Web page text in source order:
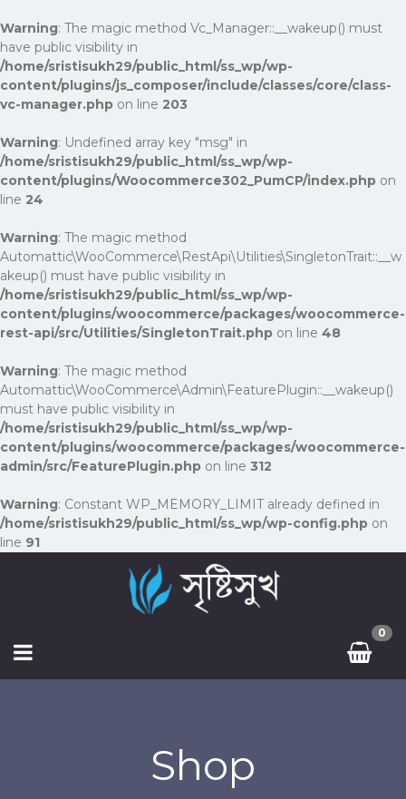
Warning: The magic method Vc_Manager::__wakeup() must
have public visibility in
/home/sristisukh29/public_html/ss_wp/wp-
content/plugins/js_composer/include/classes/core/class-
vc-manager.php on line 203
Warning: Undefined array key "msg" in
/home/sristisukh29/public_html/ss_wp/wp-
content/plugins/Woocommerce302_PumCP/index.php on
line 24
Warning: The magic method
Automattic\WooCommerce\RestApi\Utilities\SingletonTrait::__w
akeup() must have public visibility in
/home/sristisukh29/public_html/ss_wp/wp-
content/plugins/woocommerce/packages/woocommerce-
rest-api/src/Utilities/SingletonTrait.php on line 48
Warning: The magic method
Automattic\WooCommerce\Admin\FeaturePlugin::__wakeup()
must have public visibility in
/home/sristisukh29/public_html/ss_wp/wp-
content/plugins/woocommerce/packages/woocommerce-
admin/src/FeaturePlugin.php on line 312
Warning: Constant WP_MEMORY_LIMIT already defined in
/home/sristisukh29/public_html/ss_wp/wp-config.php on
line 91
0
Shop